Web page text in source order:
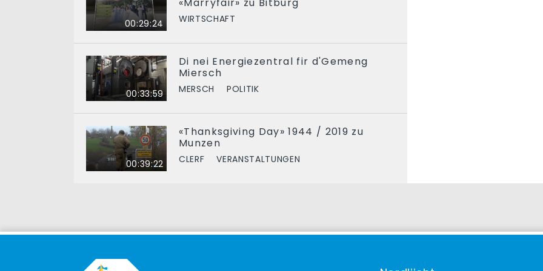
00:29:24
«Marryfair» zu Bitburg
WIRTSCHAFT
00:33:59
Di nei Energiezentral fir d'Gemeng
Miersch
MERSCH POLITIK
00:39:22
«Thanksgiving Day» 1944 / 2019 zu
Munzen
CLERF VERANSTALTUNGEN